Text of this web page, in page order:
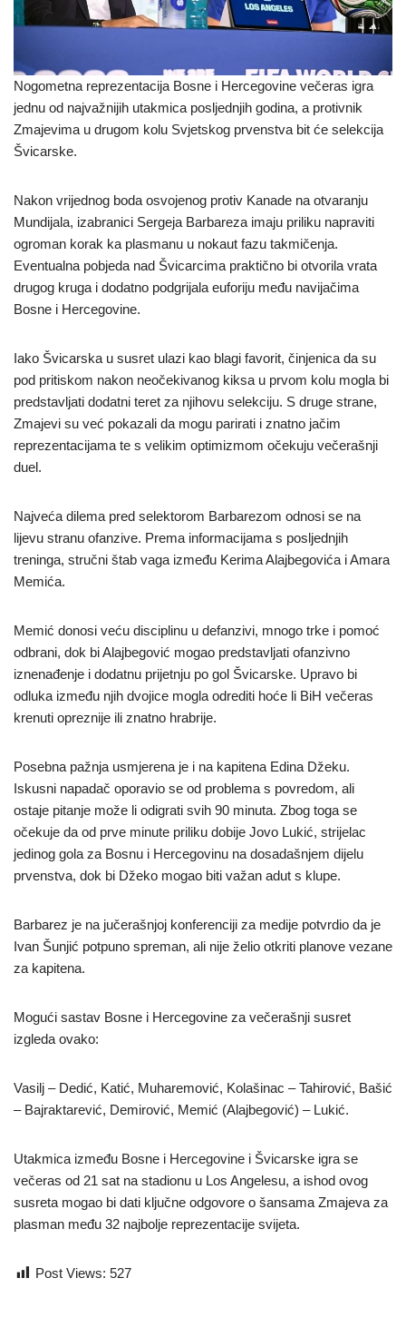
Nogometna reprezentacija Bosne i Hercegovine večeras igra
jednu od najvažnijih utakmica posljednjih godina, a protivnik
Zmajevima u drugom kolu Svjetskog prvenstva bit će selekcija
Švicarske.
Nakon vrijednog boda osvojenog protiv Kanade na otvaranju
Mundijala, izabranici Sergeja Barbareza imaju priliku napraviti
ogroman korak ka plasmanu u nokaut fazu takmičenja.
Eventualna pobjeda nad Švicarcima praktično bi otvorila vrata
drugog kruga i dodatno podgrijala euforiju među navijačima
Bosne i Hercegovine.
Iako Švicarska u susret ulazi kao blagi favorit, činjenica da su
pod pritiskom nakon neočekivanog kiksa u prvom kolu mogla bi
predstavljati dodatni teret za njihovu selekciju. S druge strane,
Zmajevi su već pokazali da mogu parirati i znatno jačim
reprezentacijama te s velikim optimizmom očekuju večerašnji
duel.
Najveća dilema pred selektorom Barbarezom odnosi se na
lijevu stranu ofanzive. Prema informacijama s posljednjih
treninga, stručni štab vaga između Kerima Alajbegovića i Amara
Memića.
Memić donosi veću disciplinu u defanzivi, mnogo trke i pomoć
odbrani, dok bi Alajbegović mogao predstavljati ofanzivno
iznenađenje i dodatnu prijetnju po gol Švicarske. Upravo bi
odluka između njih dvojice mogla odrediti hoće li BiH večeras
krenuti opreznije ili znatno hrabrije.
Posebna pažnja usmjerena je i na kapitena Edina Džeku.
Iskusni napadač oporavio se od problema s povredom, ali
ostaje pitanje može li odigrati svih 90 minuta. Zbog toga se
očekuje da od prve minute priliku dobije Jovo Lukić, strijelac
jedinog gola za Bosnu i Hercegovinu na dosadašnjem dijelu
prvenstva, dok bi Džeko mogao biti važan adut s klupe.
Barbarez je na jučerašnjoj konferenciji za medije potvrdio da je
Ivan Šunjić potpuno spreman, ali nije želio otkriti planove vezane
za kapitena.
Mogući sastav Bosne i Hercegovine za večerašnji susret
izgleda ovako:
Vasilj – Dedić, Katić, Muharemović, Kolašinac – Tahirović, Bašić
– Bajraktarević, Demirović, Memić (Alajbegović) – Lukić.
Utakmica između Bosne i Hercegovine i Švicarske igra se
večeras od 21 sat na stadionu u Los Angelesu, a ishod ovog
susreta mogao bi dati ključne odgovore o šansama Zmajeva za
plasman među 32 najbolje reprezentacije svijeta.
Post Views: 527